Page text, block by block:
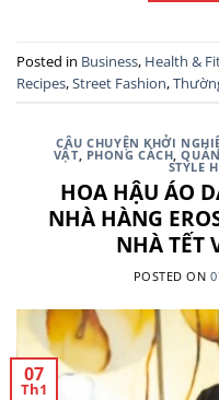
Posted in Business, Health &
Recipes,Street Fashion,
CÂU CHUYỆN KHỞI
VẬT, PHONG CÁCH,
STYLE
HOA HẬU ÁO
NHÀ HÀNG
NHÀ TẾT
POSTED ON
07
Th1